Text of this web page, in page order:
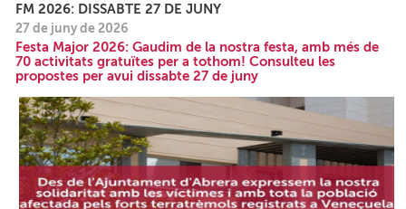
FM 2026: DISSABTE 27 DE JUNY
27 de juny de 2026
Festa Major 2026: Gaudim de la nostra festa, amb més de
70 activitats gratuïtes per a tothom! Consulteu les
propostes per avui dissabte 27 de juny